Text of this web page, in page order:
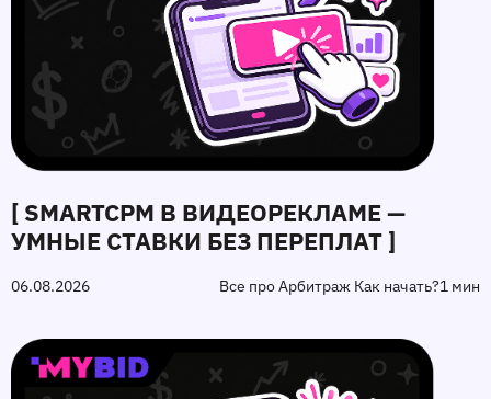
[ SMARTCPM В ВИДЕОРЕКЛАМЕ —
УМНЫЕ СТАВКИ БЕЗ ПЕРЕПЛАТ ]
06.08.2026 Все про Арбитраж Как начать?1 мин